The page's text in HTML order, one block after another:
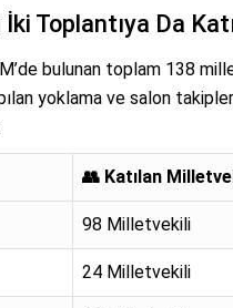
Toplantıya Da
bulunan toplam 138
yoklama ve salon
👥 Katılan
98 Milletvekili
24 Milletvekili